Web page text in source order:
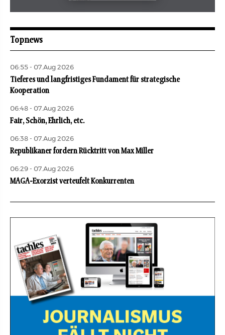
aufbau
Topnews
06:55 - 07.Aug 2026
Tieferes und langfristiges Fundament für strategische
Kooperation
06:48 - 07.Aug 2026
Fair, Schön, Ehrlich, etc.
06:38 - 07.Aug 2026
Republikaner fordern Rücktritt von Max Miller
06:29 - 07.Aug 2026
MAGA-Exorzist verteufelt Konkurrenten